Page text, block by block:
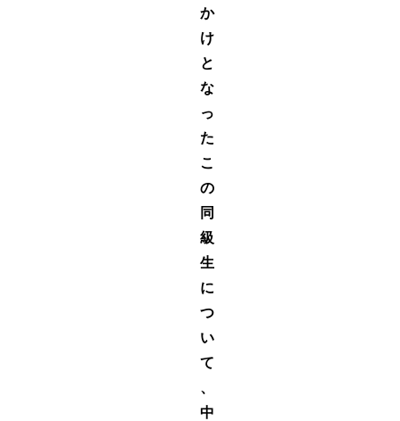
か
け
と
な
っ
た
こ
の
同
級
生
に
つ
い
て
、
中